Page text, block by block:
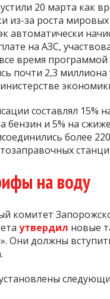
20 марта как
из-за роста
автоматически
на АЗС,
время программой
почти 2,3
составлял 15%
бензин и 5% на
более
на воду
комитет
утвердил новые
Они должны